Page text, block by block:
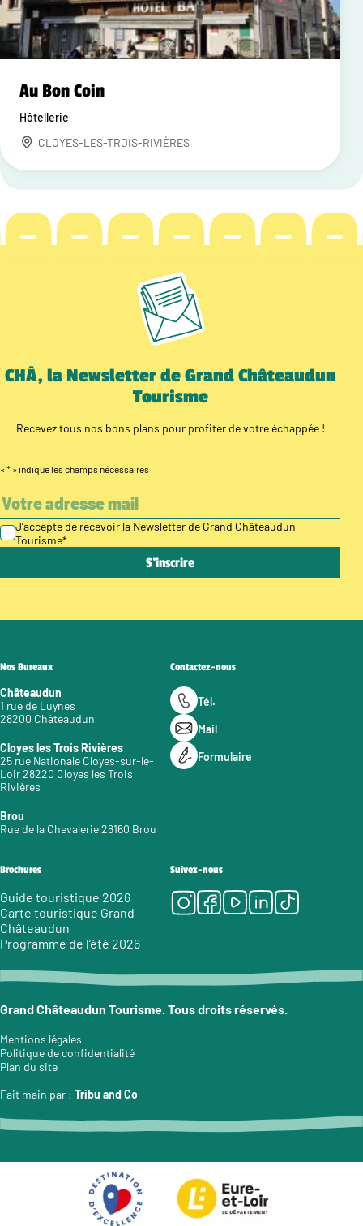
Au Bon Coin
Hôtellerie
CLOYES-LES-TROIS-RIVIÈRES
CHÂ, la Newsletter de Grand Châteaudun
Tourisme
Recevez tous nos bons plans pour profiter de votre échappée !
« * » indique les champs nécessaires
J’accepte de recevoir la Newsletter de Grand Châteaudun
Tourisme*
Nos Bureaux
Châteaudun
1 rue de Luynes
28200 Châteaudun
Cloyes les Trois Rivières
25 rue Nationale Cloyes-sur-le-
Loir 28220 Cloyes les Trois
Rivières
Brou
Rue de la Chevalerie 28160 Brou
Contactez-nous
Tél.
Mail
Formulaire
Brochures
Guide touristique 2026
Carte touristique Grand
Châteaudun
Programme de l’été 2026
Suivez-nous
Instagram
Facebook
Youtube
LinkedIn
Tiktok
Grand Châteaudun Tourisme. Tous droits réservés.
Mentions légales
Politique de confidentialité
Plan du site
Fait main par : Tribu and Co